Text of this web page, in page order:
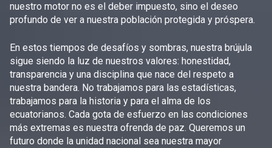
nuestro motor no es el deber impuesto, sino el deseo
profundo de ver a nuestra población protegida y próspera.
En estos tiempos de desafíos y sombras, nuestra brújula
sigue siendo la luz de nuestros valores: honestidad,
transparencia y una disciplina que nace del respeto a
nuestra bandera. No trabajamos para las estadísticas,
trabajamos para la historia y para el alma de los
ecuatorianos. Cada gota de esfuerzo en las condiciones
más extremas es nuestra ofrenda de paz. Queremos un
futuro donde la unidad nacional sea nuestra mayor